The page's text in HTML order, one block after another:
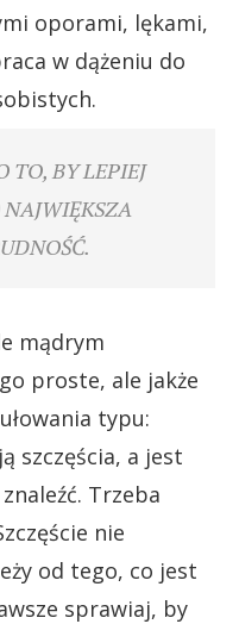
oporami, lękami,
w dążeniu do
TO, BY LEPIEJ
mądrym
proste, ale jakże
typu:
szczęścia, a jest
Trzeba
nie
od tego, co jest
sprawiaj, by